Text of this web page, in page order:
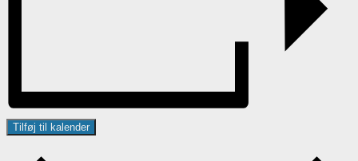
Tilføj til kalender